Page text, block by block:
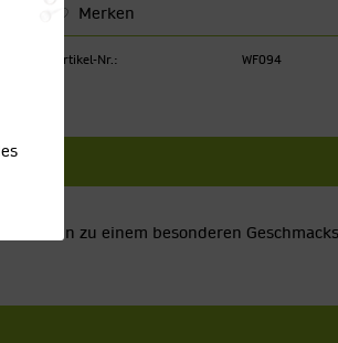
Merken
Artikel-Nr.: WF094
ihn zu einem besonderen